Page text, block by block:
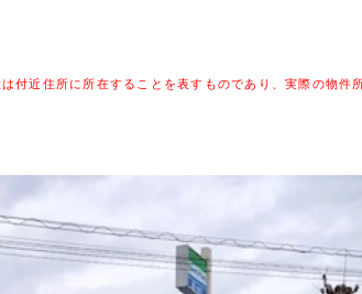
付近住所に所在することを表すものであり、実際の物件